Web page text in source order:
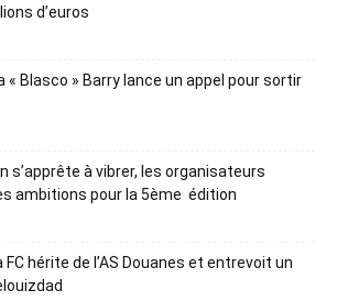
d’euros
« Blasco » Barry lance un appel pour sortir
s’apprête à vibrer, les organisateurs
ambitions pour la 5ème édition
FC hérite de l’AS Douanes et entrevoit un